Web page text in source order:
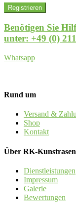
Registrieren
Benötigen Sie
unter: +49 (0)
Whatsapp
Rund um
Versand &
Shop
Kontakt
Über RK-Kunstrasen
Dienstleistungen
Impressum
Galerie
Bewertungen